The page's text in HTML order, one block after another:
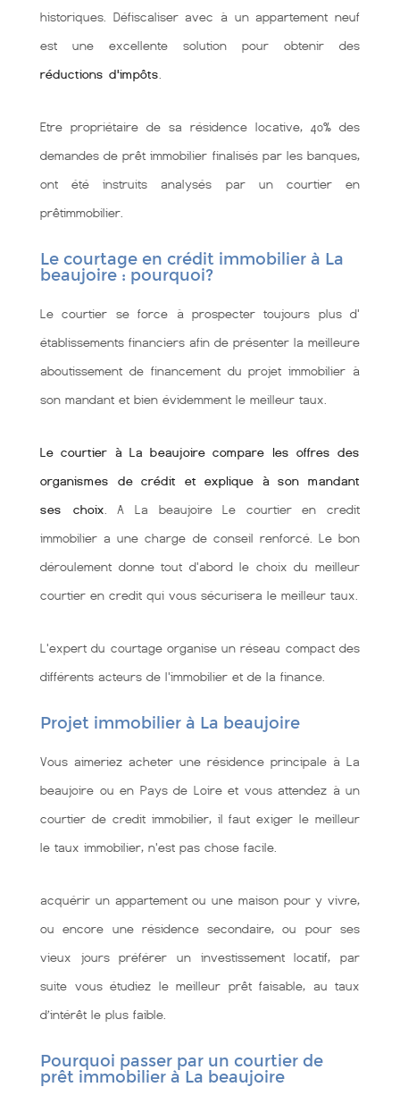
historiques. Défiscaliser avec à un appartement neuf
est une excellente solution pour obtenir des
réductions d'impôts
Etre propriétaire de sa résidence locative, 40% des
demandes de prêt immobilier finalisés par les banques,
ont été instruits analysés par un courtier en
prêtimmobilier.
Le courtage en crédit immobilier à La
beaujoire : pourquoi?
Le courtier se force à prospecter toujours plus d'
établissements financiers afin de présenter la meilleure
aboutissement de financement du projet immobilier à
son mandant et bien évidemment le meilleur taux.
Le courtier à La beaujoire compare les offres des
organismes de crédit et explique à son mandant
ses choix . A La beaujoire Le courtier en credit
immobilier a une charge de conseil renforcé. Le bon
déroulement donne tout d'abord le choix du meilleur
courtier en credit qui vous sécurisera le meilleur taux.
L'expert du courtage organise un réseau compact des
différents acteurs de l'immobilier et de la finance.
Projet immobilier à La beaujoire
Vous aimeriez acheter une résidence principale à La
beaujoire ou en Pays de Loire et vous attendez à un
courtier de credit immobilier, il faut exiger le meilleur
le taux immobilier, n'est pas chose facile.
acquérir un appartement ou une maison pour y vivre,
ou encore une résidence secondaire, ou pour ses
vieux jours préférer un investissement locatif, par
suite vous étudiez le meilleur prêt faisable, au taux
d’intérêt le plus faible.
Pourquoi passer par un courtier de
prêt immobilier à La beaujoire